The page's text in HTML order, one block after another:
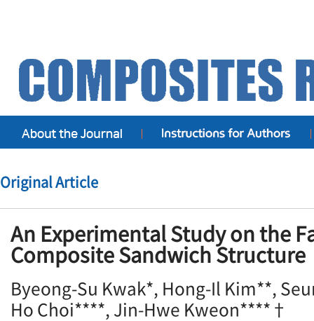
Original Article
An Experimental Study on the
Composite Sandwich Structure
Byeong-Su Kwak*, Hong-Il Kim**,
Ho Choi****, Jin-Hwe Kweon****†